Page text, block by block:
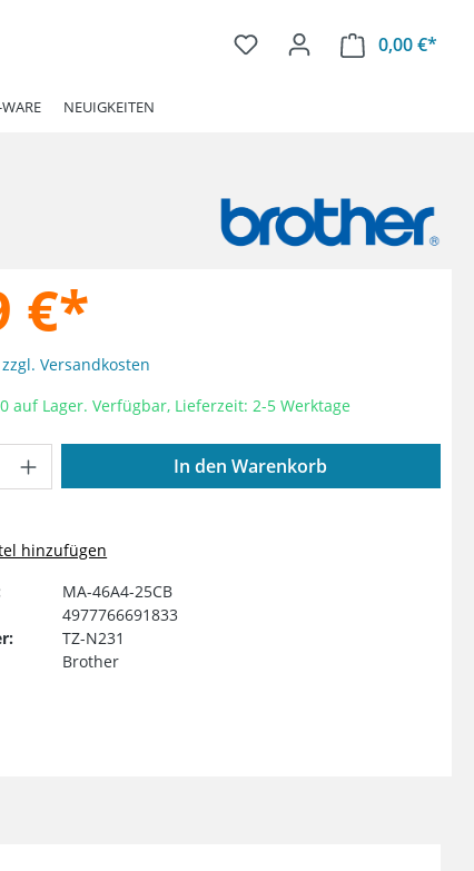
0,00 €*
NEUIGKEITEN
€*
Versandkosten
auf Lager. Verfügbar, Lieferzeit: 2-5 Werktage
Gib den gewünschten Wert
In den Warenkorb
hinzufügen
MA-46A4-25CB
4977766691833
TZ-N231
Brother